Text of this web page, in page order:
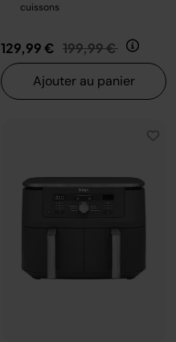
cuissons
129,99 € Prix réduit de
199,99 € au
Ajouter au panier